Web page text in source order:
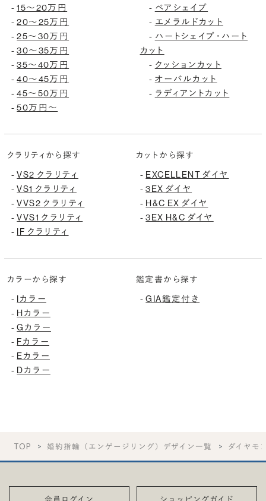
-15〜20万円
-20〜25万円
-25〜30万円
-30〜35万円
-35〜40万円
-40〜45万円
-45〜50万円
-50万円〜
- ペアシェイプ
- エメラルドカット
- ハートシェイプ・ハート
カット
- クッションカット
- オーバルカット
- ラディアントカット
クラリティから探す
-VS2 クラリティ
-VS1 クラリティ
-VVS2 クラリティ
-VVS1 クラリティ
- IF クラリティ
カットから探す
- EXCELLENT ダイヤ
-3EX ダイヤ
- H&C EX ダイヤ
-3EX H&C ダイヤ
カラーから探す
- Iカラー
- Hカラー
-Gカラー
- Fカラー
- Eカラー
- Dカラー
鑑定書から探す
-GIA鑑定付き
TOP 婚約指輪（エンゲージリング）デザイン一覧 ダイヤモ